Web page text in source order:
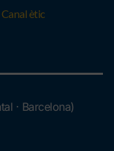
Canal ètic
· Barcelona)